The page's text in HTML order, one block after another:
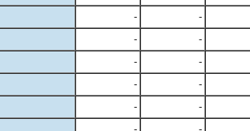
- -
- -
- -
- -
- -